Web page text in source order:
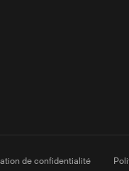
de confidentialité